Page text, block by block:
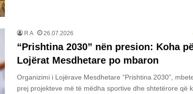
R A 26.07.2026
“Prishtina 2030” nën presion: Koha
Lojërat Mesdhetare po mbaron
Organizimi i Lojërave Mesdhetare “Prishtina 2030”,
prej projekteve më të mëdha sportive dhe shtetërore që